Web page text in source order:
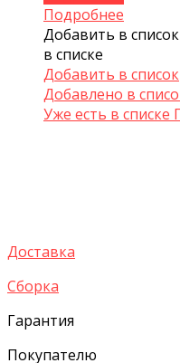
Подробнее
Добавить в список
в списке
Добавить в список
Добавлено в
Уже есть в списке
Доставка
Сборка
Гарантия
Покупателю